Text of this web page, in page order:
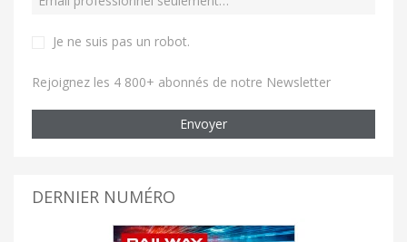
Je ne suis pas un robot.
Rejoignez les 4 800+ abonnés de notre Newsletter
Envoyer
DERNIER NUMÉRO